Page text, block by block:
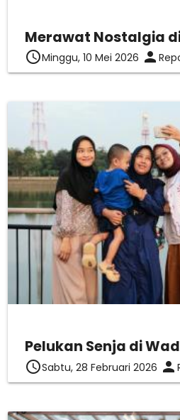
Merawat Nostalgia
access_timeMinggu, 10 Mei 2026 person
Pelukan Senja di
access_timeSabtu, 28 Februari 2026 person